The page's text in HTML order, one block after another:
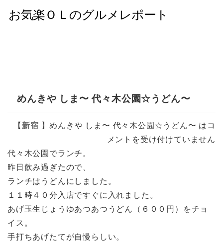
めんきや しま〜 代々木公園☆うどん〜
【 新宿 】めんきや しま〜 代々木公園☆うどん〜 は コ
メントを受け付けていません
代々木公園でランチ。
昨日飲み過ぎたので、
ランチはうどんにしました。
１１時４０分入店ですぐに入れました。
あげ玉生じょうゆあつあつうどん（６００円）をチョ
イス。
手打ちあげたてが自慢らしい。